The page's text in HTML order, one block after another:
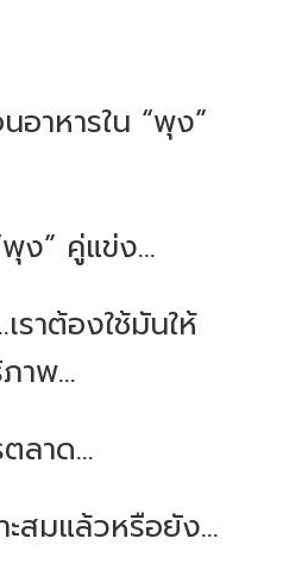
อาหารใน “พุง”
ง” คู่แข่ง...
เราต้องใช้มันให้
าพ...
ลาด...
ะสมแล้วหรือยัง...